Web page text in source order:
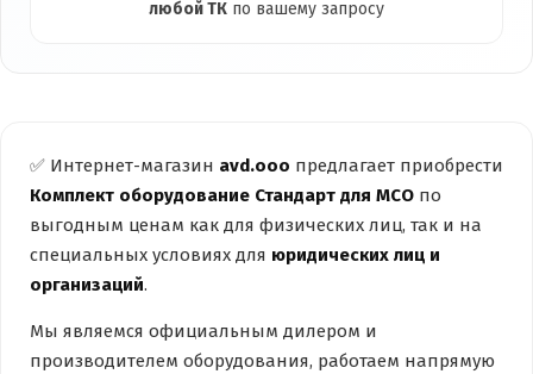
любой ТК по вашему запросу
✅ Интернет-магазин avd.ooo предлагает приобрести
Комплект оборудование Стандарт для МСО по
выгодным ценам как для физических лиц, так и на
специальных условиях для юридических лиц и
организаций.
Мы являемся официальным дилером и
производителем оборудования, работаем напрямую